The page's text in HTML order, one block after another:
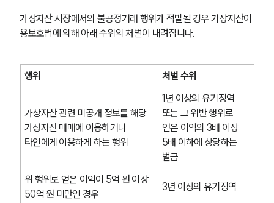
가상자산 시장에서의 불공정거래 행위가 적발될 경우 가상자산이
용보호법에 의해 아래 수위의 처벌이 내려집니다.
행위 처벌 수위
가상자산 관련 미공개 정보를 해당
가상자산 매매에 이용하거나
타인에게 이용하게 하는 행위
1년 이상의 유기징역
또는 그 위반 행위로
얻은 이익의 3배 이상
5배 이하에 상당하는
벌금
위 행위로 얻은 이익이 5억 원 이상
50억 원 미만인 경우
3년 이상의 유기징역